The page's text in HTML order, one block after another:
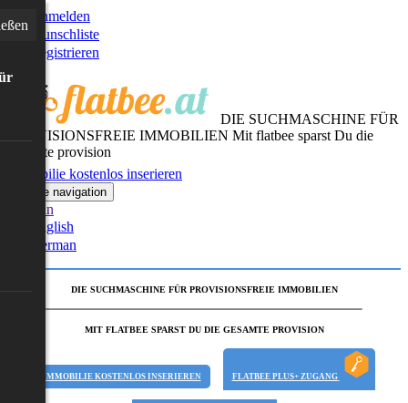
Anmelden
Wunschliste
Registrieren
DIE SUCHMASCHINE FÜR
PROVISIONSFREIE IMMOBILIEN Mit flatbee sparst Du die
gesamte provision
Immobilie kostenlos inserieren
Toggle navigation
German
English
German
DIE SUCHMASCHINE FÜR PROVISIONSFREIE IMMOBILIEN
MIT FLATBEE SPARST DU DIE GESAMTE PROVISION
IMMOBILIE KOSTENLOS INSERIEREN FLATBEE PLUS+ ZUGANG